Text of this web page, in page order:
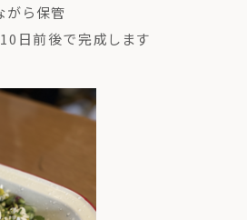
がら保管
日前後で完成します